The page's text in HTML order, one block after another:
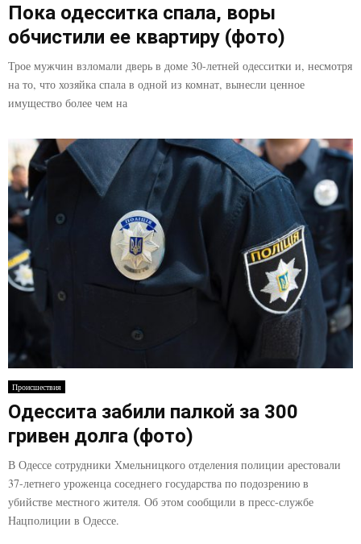
Пока одесситка спала, воры
обчистили ее квартиру (фото)
Трое мужчин взломали дверь в доме 30-летней одесситки и, несмотря
на то, что хозяйка спала в одной из комнат, вынесли ценное
имущество более чем на
Происшествия
Одессита забили палкой за 300
гривен долга (фото)
В Одессе сотрудники Хмельницкого отделения полиции арестовали
37-летнего уроженца соседнего государства по подозрению в
убийстве местного жителя. Об этом сообщили в пресс-службе
Нацполиции в Одессе.